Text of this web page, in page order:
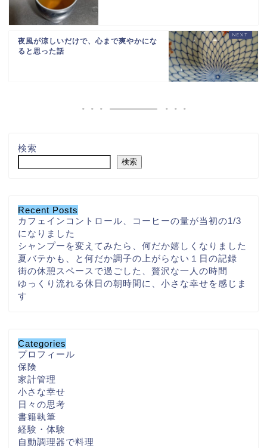
夜風が涼しいだけで、心まで爽やかにな
ると思った話
検索
検索
Recent Posts
カフェインコントロール、コーヒーの量が当初の1/3
になりました
シャンプーを変えてみたら、何だか嬉しくなりました
夏バテかも、と何だか調子の上がらない１日の記録
街の休憩スペースで過ごした、贅沢な一人の時間
ゆっくり流れる休日の朝時間に、小さな幸せを感じま
す
Categories
プロフィール
保険
家計管理
小さな幸せ
日々の思考
書籍執筆
経験・体験
自動調理器で料理